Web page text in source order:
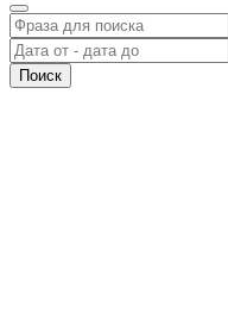
Поиск